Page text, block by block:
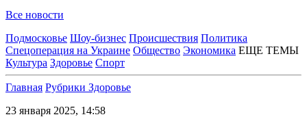
Все новости
Подмосковье Шоу-бизнес Происшествия Политика
Спецоперация на Украине Общество Экономика ЕЩЕ ТЕМЫ
Культура Здоровье Спорт
Главная Рубрики Здоровье
23 января 2025, 14:58